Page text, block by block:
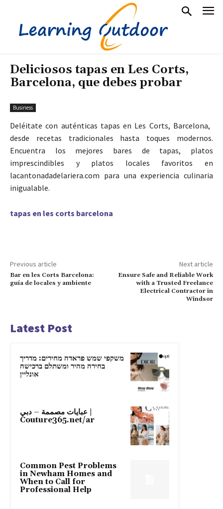
Deliciosos tapas en Les Corts,
Barcelona, ​​que debes probar
Business
Deléitate con auténticas tapas en Les Corts, Barcelona, ​​
desde recetas tradicionales hasta toques modernos.
Encuentra los mejores bares de tapas, platos
imprescindibles y platos locales favoritos en
lacantonadadelariera.com para una experiencia culinaria
inigualable.
tapas en les corts barcelona
Previous article
Bar en les Corts Barcelona:
guía de locales y ambiente
Next article
Ensure Safe and Reliable Work
with a Trusted Freelance
Electrical Contractor in
Windsor
Latest Post
משקפי שמש פראדה מחירים: מדריך
בחירה מהיר ומשתלם ברכישה
אונליין
عبايات مصممة – دبي |
Couture365.net/ar
Common Pest Problems
in Newham Homes and
When to Call for
Professional Help